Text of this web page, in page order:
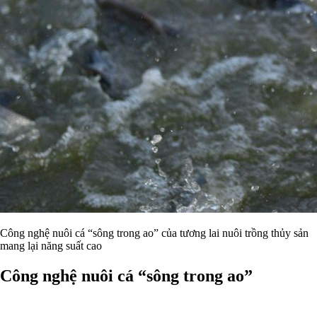
Công nghệ nuôi cá “sông trong ao” của tương lai nuôi trồng thủy sản
mang lại năng suất cao
Công nghệ nuôi cá “sông trong ao”